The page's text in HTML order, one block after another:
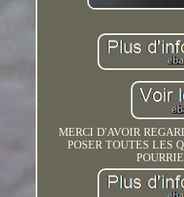
MERCI D'AVOIR
POSER TOUTES LES